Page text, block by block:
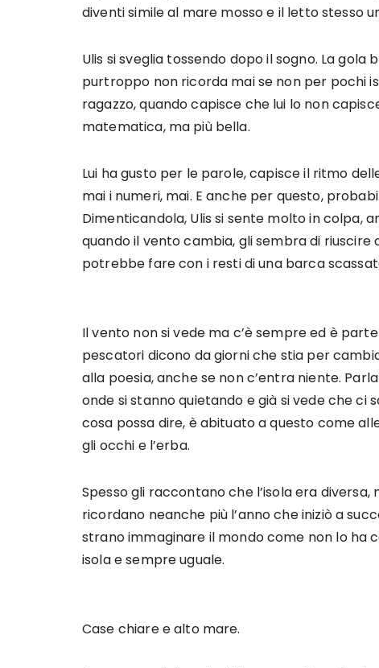
diventi simile al mare mosso e il letto stesso
Ulis si sveglia tossendo dopo il sogno. La
purtroppo non ricorda mai se non per pochi
ragazzo, quando capisce che lui lo non
matematica, ma più bella.
Lui ha gusto per le parole, capisce il ritmo
mai i numeri, mai. E anche per questo,
Dimenticandola, Ulis si sente molto in colpa,
quando il vento cambia, gli sembra di
potrebbe fare con i resti di una barca
Il vento non si vede ma c’è sempre ed è
pescatori dicono da giorni che stia per
alla poesia, anche se non c’entra niente.
onde si stanno quietando e già si vede che ci
cosa possa dire, è abituato a questo come
gli occhi e l’erba.
Spesso gli raccontano che l’isola era
ricordano neanche più l’anno che iniziò a
strano immaginare il mondo come non lo ha
isola e sempre uguale.
Case chiare e alto mare.